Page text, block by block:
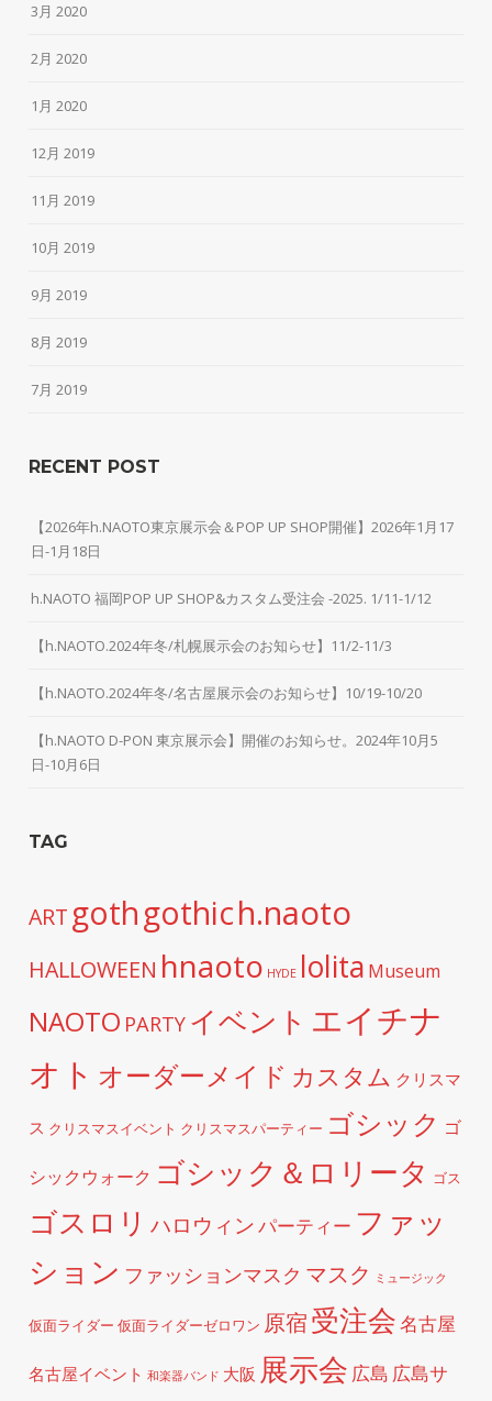
3月 2020
2月 2020
1月 2020
12月 2019
11月 2019
10月 2019
9月 2019
8月 2019
7月 2019
RECENT POST
【2026年h.NAOTO東京展示会＆POP UP SHOP開催】2026年1月17
日-1月18日
h.NAOTO 福岡POP UP SHOP&カスタム受注会 -2025. 1/11-1/12
【h.NAOTO.2024年冬/札幌展示会のお知らせ】11/2-11/3
【h.NAOTO.2024年冬/名古屋展示会のお知らせ】10/19-10/20
【h.NAOTO D-PON 東京展示会】開催のお知らせ。2024年10月5
日-10月6日
TAG
ART gothgothich.naoto
HALLOWEEN hnaoto HYDE lolita Museum
NAOTO PARTY イベント エイチナ
オト オーダーメイド カスタム クリスマ
ス クリスマスイベント クリスマスパーティー ゴシック ゴ
シックウォーク ゴシック＆ロリータ ゴス
ゴスロリ ハロウィンパーティー ファッ
ション ファッションマスク マスク ミュージック
仮面ライダー 仮面ライダーゼロワン 原宿受注会名古屋
名古屋イベント 和楽器バンド 大阪 展示会 広島 広島サ